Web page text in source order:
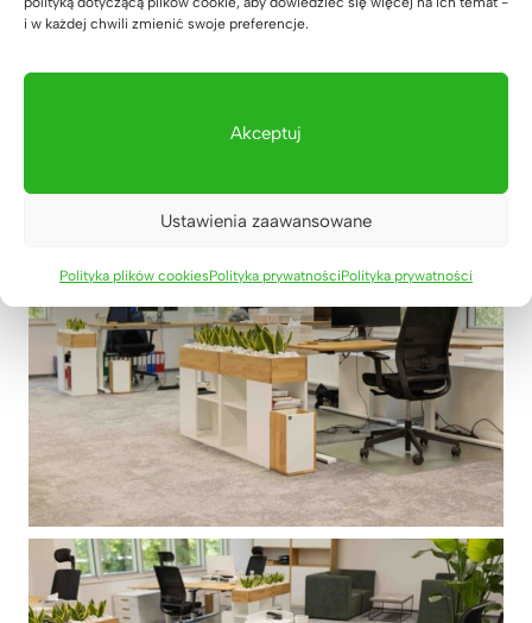
i w każdej chwili zmienić swoje preferencje.
Akceptuj
Ustawienia zaawansowane
Polityka plików cookiesPolityka prywatnościPolityka prywatności